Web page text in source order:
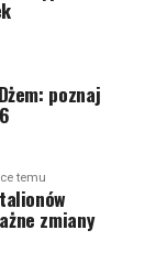
poznaj
temu
zmiany